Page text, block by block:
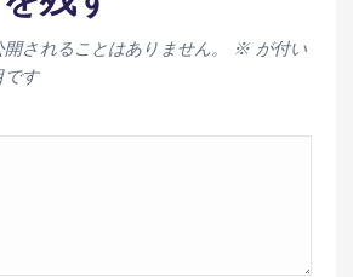
されることはありません。 ※が付い
です